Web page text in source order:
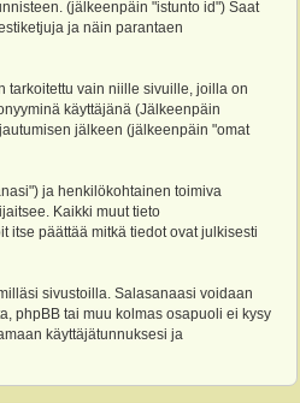
(jälkeenpäin "istunto id") Saat
ja näin parantaen
tarkoitettu vain niille sivuille, joilla on
käyttäjänä (Jälkeenpäin
jälkeen (jälkeenpäin "omat
ja henkilökohtainen toimiva
Kaikki muut tieto
itse päättää mitkä tiedot ovat julkisesti
sivustoilla. Salasanaasi voidaan
phpBB tai muu kolmas osapuoli ei kysy
käyttäjätunnuksesi ja